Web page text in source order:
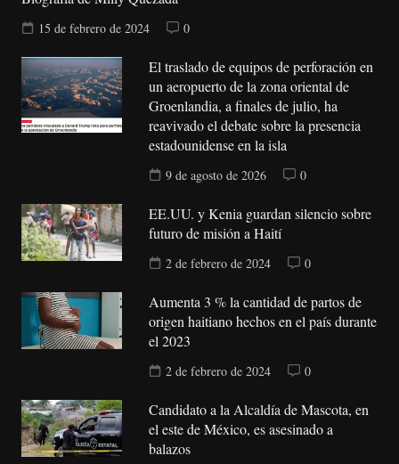
15 de febrero de 2024 0
El traslado de equipos de perforación en
un aeropuerto de la zona oriental de
Groenlandia, a finales de julio, ha
reavivado el debate sobre la presencia
estadounidense en la isla
9 de agosto de 2026 0
EE.UU. y Kenia guardan silencio sobre
futuro de misión a Haití
2 de febrero de 2024 0
Aumenta 3 % la cantidad de partos de
origen haitiano hechos en el país durante
el 2023
2 de febrero de 2024 0
Candidato a la Alcaldía de Mascota, en
el este de México, es asesinado a
balazos